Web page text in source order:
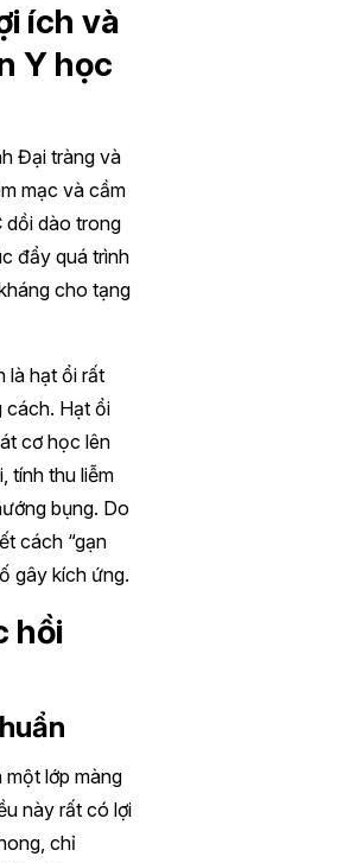
ích và
Y học
Đại tràng và
mạc và cầm
dồi dào trong
đẩy quá trình
cho tạng
là hạt ổi rất
cách. Hạt ổi
cơ học lên
tính thu liễm
bụng. Do
cách “gạn
gây kích ứng.
hồi
một lớp màng
này rất có lợi
chỉ